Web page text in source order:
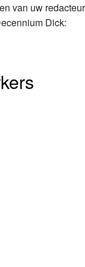
van uw
Dick: